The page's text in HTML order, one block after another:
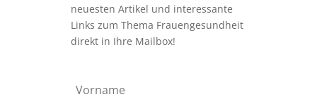
neuesten Artikel und interessante
Links zum Thema Frauengesundheit
direkt in Ihre Mailbox!